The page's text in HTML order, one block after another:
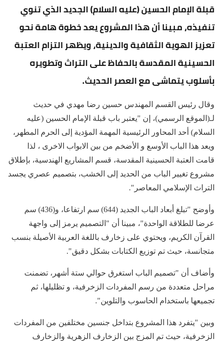
قبلة الإمام الحسين (عليه السلام) الجديد الذي تنوي
تنفيذه، مبينا أن هذا المشروع يعد خطوة هامة نحو
تعزيز الهوية الثقافية والدينية، ويظهر التزام العتبة
الحسينية المقدسة بالحفاظ على التراث وتطويره
بأسلوب يتماشى مع العصر الحديث.
وقال رئيس القسم المهندس حسين رضا مهدي في حديث
لـ(الموقع الرسمي)، إن "يعتبر باب قبلة الإمام الحسين (عليه
السلام) أحد المحاور الرئيسية المهمة المؤدية إلى الحرم المطهر،
ويعد هذا الباب الأوسع و الأضخم من بين الابواب الاخرى ، لذا
قامت العتبة الحسينية المقدسة، قسم المشاريع الهندسية، بإطلاق
مشروع تغيير الباب من الحديد إلى الخشب، بتصميم عصري يجسد
التراث الإسلامي المعاصر".
وأوضح "تبلغ أبعاد الباب الجديد (644) سم ارتفاعا، و(436) سم
عرضا للطلاقة الواحدة"، مبينا أن "التصميم يرمز إلى واجهة
القرآن الكريم، ويحتوي على زخارف باللغة العربية الأصيلة بنسب
متجانسة، حيث تم توزيع الكتابات بشكل دقيق".
وأضاف أن "تصميم الباب استغرق حوالي ستة أشهر، تضمنت
مراحل متعددة من رسم المفردات الزخرفية، و تظليلها، ثم
تجميعها باستخدام الحاسوب والتلوين".
وبين "يتفرد هذا المشروع بتداخل جنسين مختلفين من المفردات
الزخرفية، حيث تم المزج بين الزخارف الزهرية والزخارف